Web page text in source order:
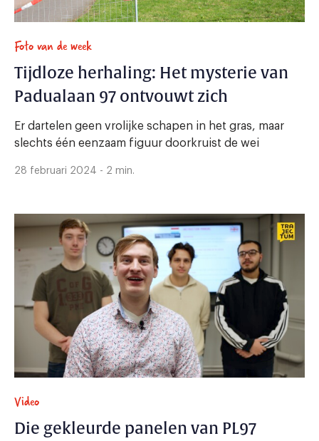
Foto van de week
Tijdloze herhaling: Het mysterie van
Padualaan 97 ontvouwt zich
Er dartelen geen vrolijke schapen in het gras, maar
slechts één eenzaam figuur doorkruist de wei
28 februari 2024 - 2 min.
Video
Die gekleurde panelen van PL97